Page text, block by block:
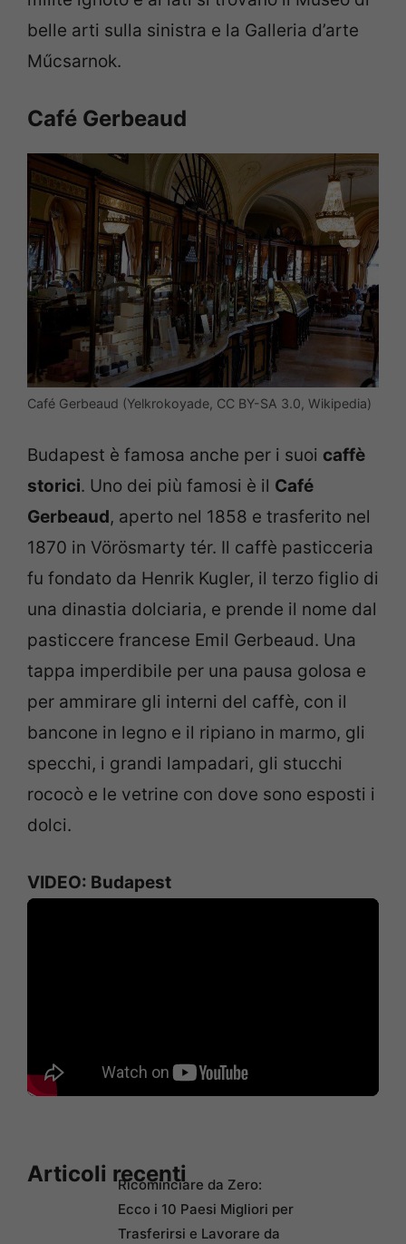
belle arti sulla sinistra e la Galleria d’arte
Műcsarnok.
Café Gerbeaud
Café Gerbeaud (Yelkrokoyade, CC BY-SA 3.0, Wikipedia)
Budapest è famosa anche per i suoi caffè
storici. Uno dei più famosi è il Café
Gerbeaud, aperto nel 1858 e trasferito nel
1870 in Vörösmarty tér. Il caffè pasticceria
fu fondato da Henrik Kugler, il terzo figlio di
una dinastia dolciaria, e prende il nome dal
pasticcere francese Emil Gerbeaud. Una
tappa imperdibile per una pausa golosa e
per ammirare gli interni del caffè, con il
bancone in legno e il ripiano in marmo, gli
specchi, i grandi lampadari, gli stucchi
rococò e le vetrine con dove sono esposti i
dolci.
VIDEO: Budapest
Articoli recentiRicominciare da Zero:
Ecco i 10 Paesi Migliori per
Trasferirsi e Lavorare da